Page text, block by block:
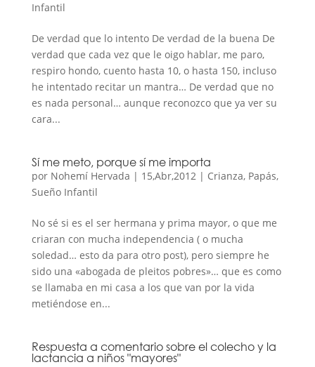
Infantil
De verdad que lo intento De verdad de la buena De
verdad que cada vez que le oigo hablar, me paro,
respiro hondo, cuento hasta 10, o hasta 150, incluso
he intentado recitar un mantra… De verdad que no
es nada personal… aunque reconozco que ya ver su
cara...
Sí me meto, porque sí me importa
por Nohemí Hervada | 15,Abr,2012| Crianza, Papás,
Sueño Infantil
No sé si es el ser hermana y prima mayor, o que me
criaran con mucha independencia ( o mucha
soledad… esto da para otro post), pero siempre he
sido una «abogada de pleitos pobres»… que es como
se llamaba en mi casa a los que van por la vida
metiéndose en...
Respuesta a comentario sobre el colecho y la
lactancia a niños "mayores"